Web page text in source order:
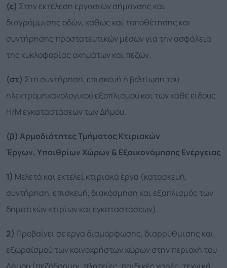
(ε) Στην εκτέλεση εργασιών σήμανσης και
διαγράμμισης οδών, καθώς και τοποθέτησης και
συντήρησης προστατευτικών μέσων για την ασφάλεια
της κυκλοφορίας οχημάτων και πεζών.
(στ) Στη συντήρηση, επισκευή ή βελτίωση του
ηλεκτρομηχανολογικού εξοπλισμού και των κάθε είδους
Η/Μ εγκαταστάσεων των Δήμου.
(β) Αρμοδιότητες Τμήματος Κτιριακών
Έργων, Υπαιθρίων Χώρων & Εξοικονόμησης Ενέργειας
1) Μελετά και εκτελεί κτιριακά έργα (κατασκευή,
συντήρηση, επισκευή, διακόσμηση και εξοπλισμός των
δημοτικών κτιρίων και εγκαταστάσεων).
2) Προβαίνει σε έργα διαμόρφωσης, διαρρύθμισης και
εξωραϊσμού των κοινοχρήστων χώρων στην περιοχή του